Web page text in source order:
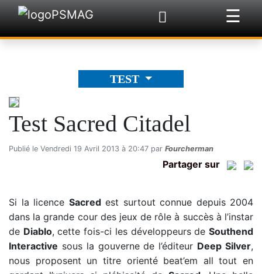
☰
×
TEST
Test Sacred Citadel
Publié le Vendredi 19 Avril 2013 à 20:47 par Fourcherman
Partager sur
Si la licence Sacredest surtout connue depuis 2004
dans la grande cour des jeux de rôle à succès à l’instar
de Diablo, cette fois-ci les développeurs deSouthend
Interactive sous la gouverne de l’éditeur Deep Silver,
nous proposent un titre orienté beat’em all tout en